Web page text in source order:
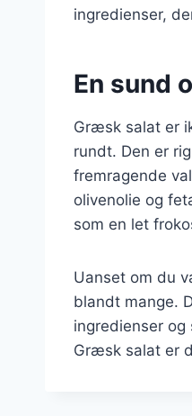
ingredienser,
En sund
Græsk salat er
rundt. Den er
fremragende
olivenolie og
som en let
Uanset om du
blandt mange.
ingredienser
Græsk salat er